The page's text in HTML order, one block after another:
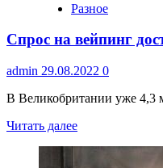
Разное
Спрос на вейпинг
admin 29.08.2022 0
В Великобритании уже 4,3
Читать далее